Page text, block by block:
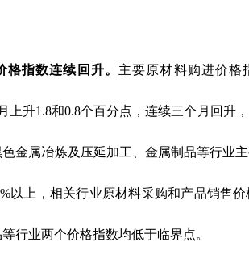
格指数连续回升。 主要原材料购进价格
上升1.8和0.8个百分点，连续三个月回升
色金属冶炼及压延加工、金属制品等行业
以上，相关行业原材料采购和产品销售
行业两个价格指数均低于临界点。